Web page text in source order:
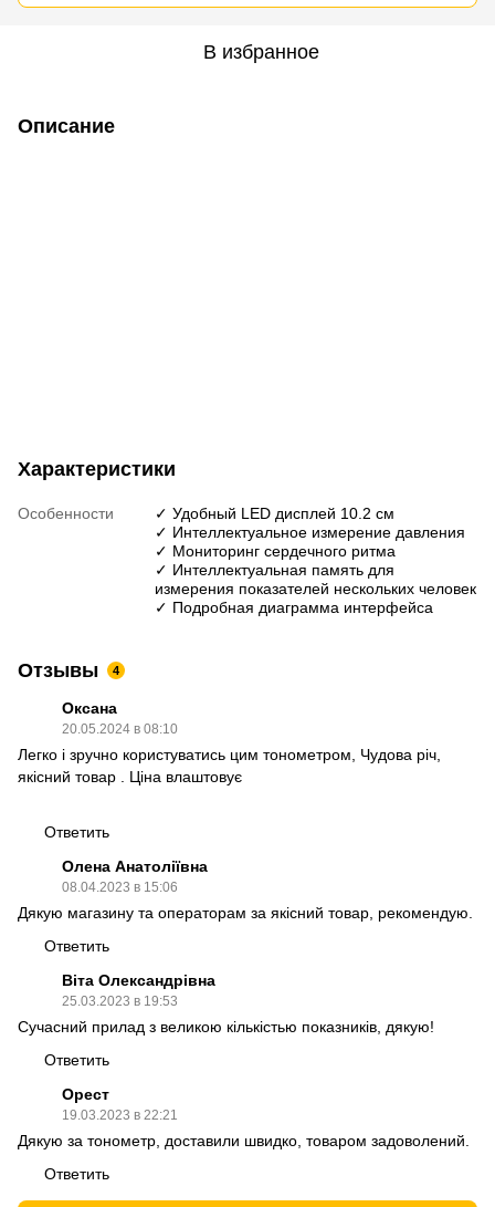
В избранное
Описание
Характеристики
Особенности
✓ Удобный LED дисплей 10.2 см
✓ Интеллектуальное измерение давления
✓ Мониторинг сердечного ритма
✓ Интеллектуальная память для
измерения показателей нескольких человек
✓ Подробная диаграмма интерфейса
Отзывы 4
Оксана
20.05.2024 в 08:10
Легко і зручно користуватись цим тонометром, Чудова річ,
якісний товар . Ціна влаштовує
Ответить
Олена Анатоліївна
08.04.2023 в 15:06
Дякую магазину та операторам за якісний товар, рекомендую.
Ответить
Віта Олександрівна
25.03.2023 в 19:53
Сучасний прилад з великою кількістью показників, дякую!
Ответить
Орест
19.03.2023 в 22:21
Дякую за тонометр, доставили швидко, товаром задоволений.
Ответить